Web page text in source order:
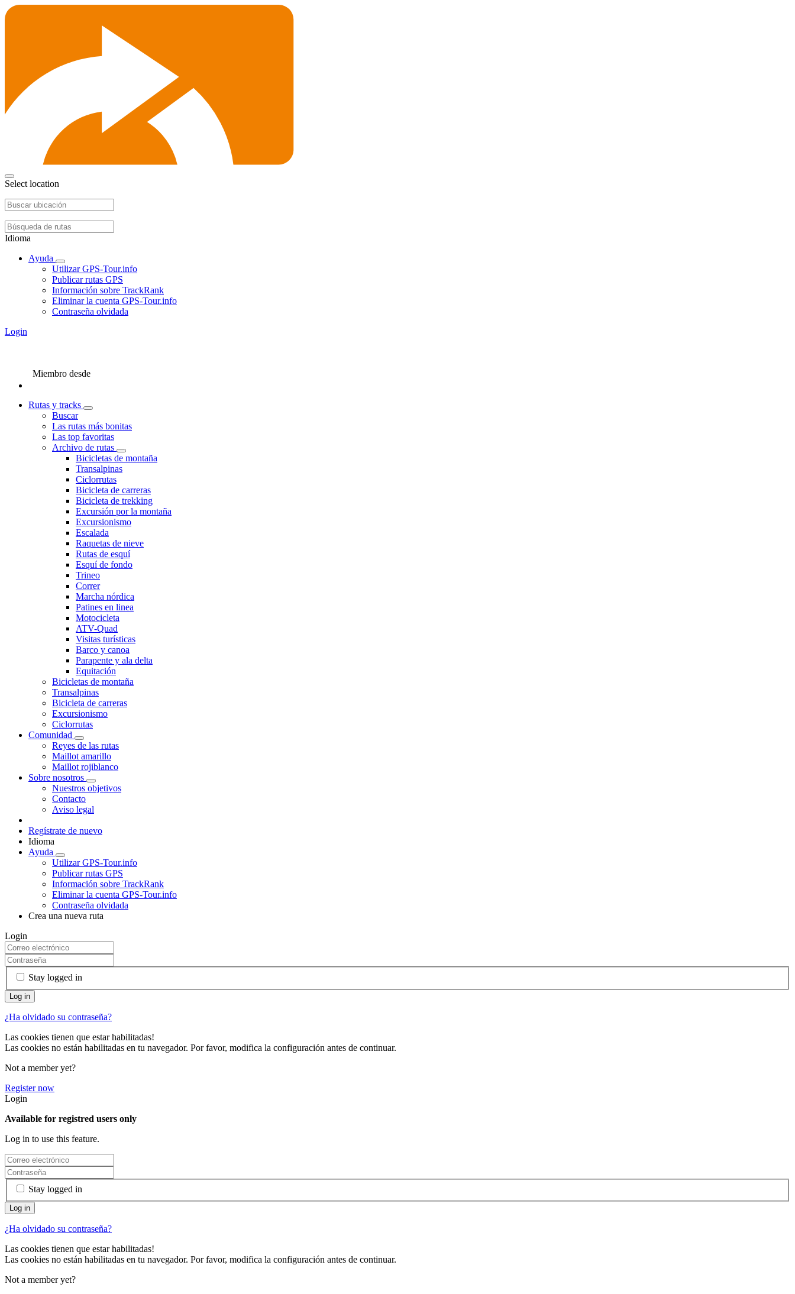
Select location
Idioma
Ayuda
Utilizar GPS-Tour.info
Publicar rutas GPS
Información sobre TrackRank
Eliminar la cuenta GPS-Tour.info
Contraseña olvidada
Login
Miembro desde
Rutas y tracks
Buscar
Las rutas más bonitas
Las top favoritas
Archivo de rutas
Bicicletas de montaña
Transalpinas
Ciclorrutas
Bicicleta de carreras
Bicicleta de trekking
Excursión por la montaña
Excursionismo
Escalada
Raquetas de nieve
Rutas de esquí
Esquí de fondo
Trineo
Correr
Marcha nórdica
Patines en linea
Motocicleta
ATV-Quad
Visitas turísticas
Barco y canoa
Parapente y ala delta
Equitación
Bicicletas de montaña
Transalpinas
Bicicleta de carreras
Excursionismo
Ciclorrutas
Comunidad
Reyes de las rutas
Maillot amarillo
Maillot rojiblanco
Sobre nosotros
Nuestros objetivos
Contacto
Aviso legal
Regístrate de nuevo
Idioma
Ayuda
Utilizar GPS-Tour.info
Publicar rutas GPS
Información sobre TrackRank
Eliminar la cuenta GPS-Tour.info
Contraseña olvidada
Crea una nueva ruta
Login
Stay logged in
¿Ha olvidado su contraseña?
Las cookies tienen que estar habilitadas!
Las cookies no están habilitadas en tu navegador. Por favor, modifica la configuración antes de continuar.
Not a member yet?
Register now
Login
Available for registred users only
Log in to use this feature.
Stay logged in
¿Ha olvidado su contraseña?
Las cookies tienen que estar habilitadas!
Las cookies no están habilitadas en tu navegador. Por favor, modifica la configuración antes de continuar.
Not a member yet?